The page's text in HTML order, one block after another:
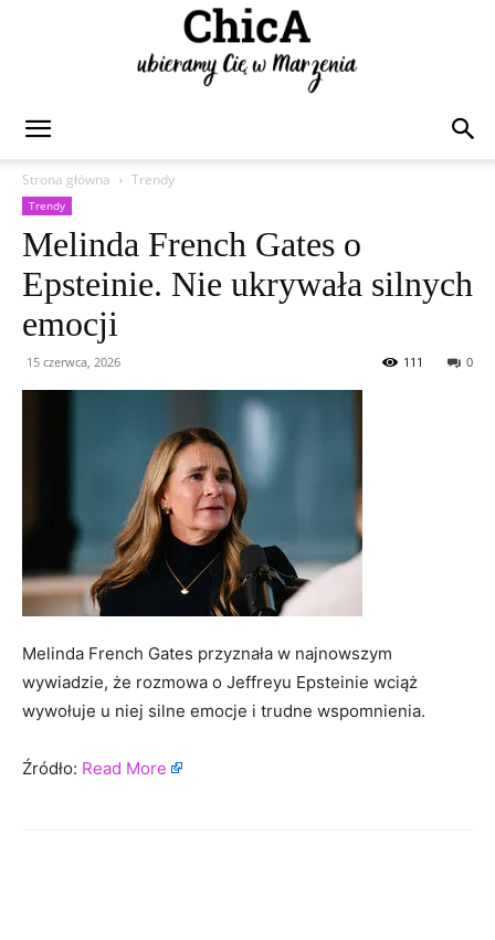
Strona główna
Trendy
Trendy
Melinda French Gates o
Epsteinie. Nie ukrywała silnych
emocji
15 czerwca, 2026 0
111
Melinda French Gates przyznała w najnowszym
wywiadzie, że rozmowa o Jeffreyu Epsteinie wciąż
wywołuje u niej silne emocje i trudne wspomnienia.
Źródło: Read More